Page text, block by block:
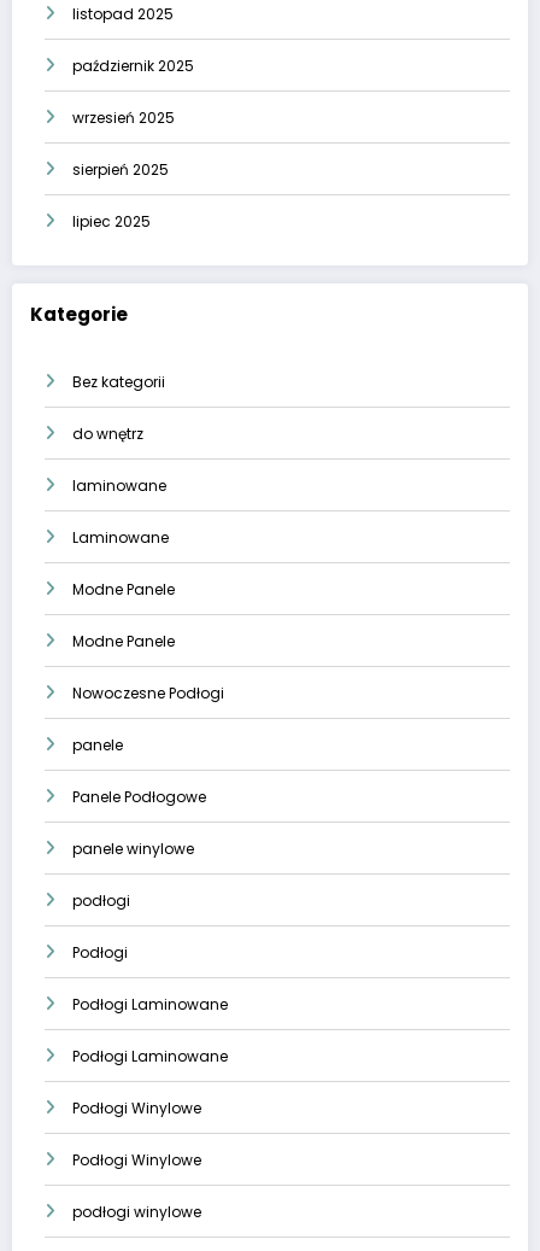
listopad 2025
październik 2025
wrzesień 2025
sierpień 2025
lipiec 2025
Kategorie
Bez kategorii
do wnętrz
laminowane
Laminowane
Modne Panele
Modne Panele
Nowoczesne Podłogi
panele
Panele Podłogowe
panele winylowe
podłogi
Podłogi
Podłogi Laminowane
Podłogi Laminowane
Podłogi Winylowe
Podłogi Winylowe
podłogi winylowe